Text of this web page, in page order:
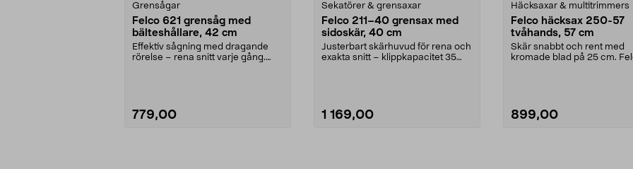
Grensågar
Felco 621 grensåg med
bälteshållare, 42 cm
Effektiv sågning med dragande
rörelse – rena snitt varje gång.
779,00
Sekatörer & grensaxar
Felco 211–40 grensax med
sidoskär, 40 cm
Justerbart skärhuvud för rena och
exakta snitt – klippkapacitet 35
1 169,00
Häcksaxar & multitrimmers
Felco häcksax 250-57
tvåhands, 57 cm
Skär snabbt och rent med
kromade blad på 25 cm.
899,00